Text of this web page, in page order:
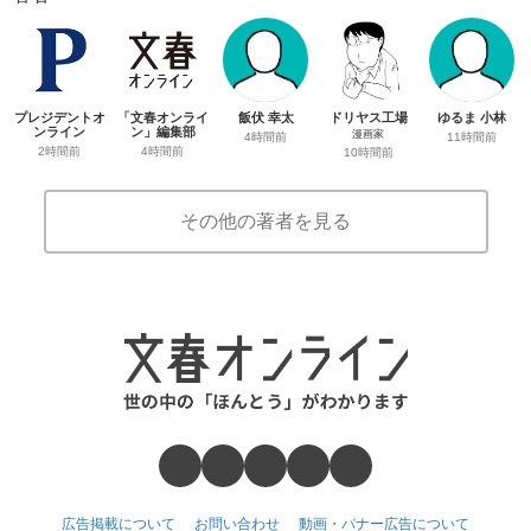
プレジデントオ
ンライン
2時間前
「文春オンライ
ン」編集部
4時間前
飯伏 幸太
4時間前
ドリヤス工場
漫画家
10時間前
ゆるま 小林
11時間前
その他の著者を見る
広告掲載について お問い合わせ 動画・バナー広告について